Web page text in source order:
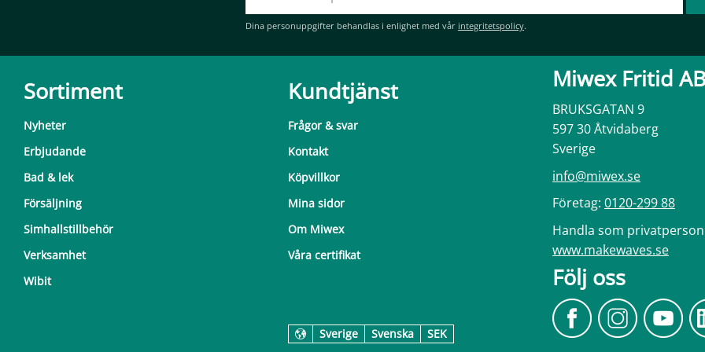
Dina personuppgifter behandlas i enlighet med vår integritetspolicy.
Sortiment
Nyheter
Erbjudande
Bad & lek
Försäljning
Simhallstillbehör
Verksamhet
Wibit
Kundtjänst
Frågor & svar
Kontakt
Köpvillkor
Mina sidor
Om Miwex
Våra certifikat
Sverige Svenska SEK
Miwex Fritid AB
BRUKSGATAN 9
597 30 Åtvidaberg
Sverige
info@miwex.se
Företag: 0120-299 88
Handla som
www.makewaves.se
Följ oss